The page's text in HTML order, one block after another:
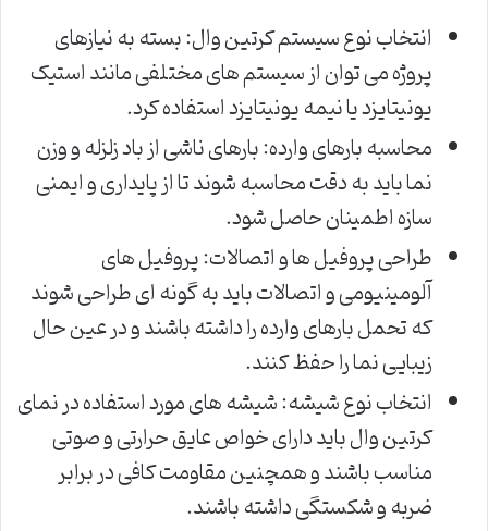
انتخاب نوع سیستم کرتین وال: بسته به نیازهای
پروژه می توان از سیستم های مختلفی مانند استیک
یونیتایزد یا نیمه یونیتایزد استفاده کرد.
محاسبه بارهای وارده: بارهای ناشی از باد زلزله و وزن
نما باید به دقت محاسبه شوند تا از پایداری و ایمنی
سازه اطمینان حاصل شود.
طراحی پروفیل ها و اتصالات: پروفیل های
آلومینیومی و اتصالات باید به گونه ای طراحی شوند
که تحمل بارهای وارده را داشته باشند و در عین حال
زیبایی نما را حفظ کنند.
انتخاب نوع شیشه: شیشه های مورد استفاده در نمای
کرتین وال باید دارای خواص عایق حرارتی و صوتی
مناسب باشند و همچنین مقاومت کافی در برابر
ضربه و شکستگی داشته باشند.